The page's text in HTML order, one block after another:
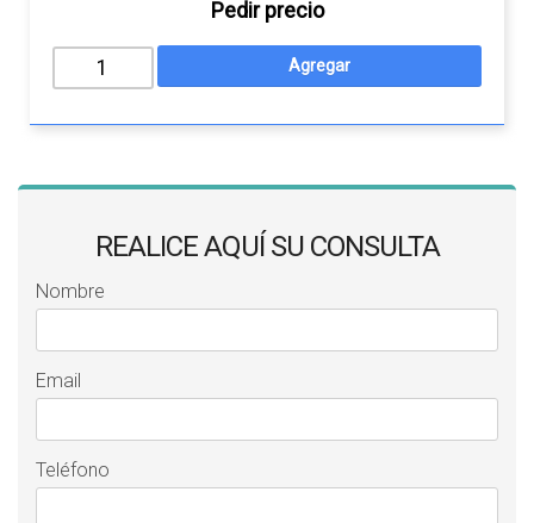
Pedir precio
REALICE AQUÍ SU CONSULTA
Nombre
Email
Teléfono